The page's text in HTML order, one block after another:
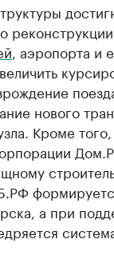
, аэропорта и
нового
Кроме
а при